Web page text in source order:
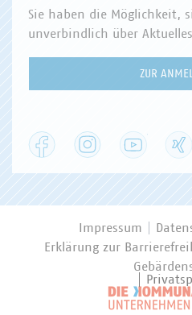
Sie haben die Möglichkeit,
unverbindlich über
ZUR
Facebook Instagram YouTube
Impressum
Erklärung zur